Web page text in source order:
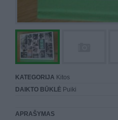
KATEGORIJA Kitos
DAIKTO BŪKLĖ Puiki
APRAŠYMAS